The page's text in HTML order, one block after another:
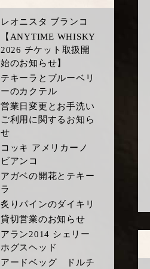
レオニスタ ブランコ
​【ANYTIME WHISKY
2026 チケット取扱開
始のお知らせ】
テキーラとブルーベリ
ーのカクテル
営業日変更とお手洗い
ご利用に関するお知ら
せ
コッキ アメリカーノ
ビアンコ
アガベの開花とテキー
ラ
炙りパインのダイキリ
貸切営業のお知らせ
アラン2014 シェリー
ホグスヘッド
アードベッグ ドルチ